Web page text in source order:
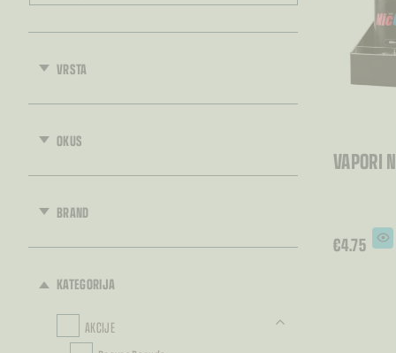
VRSTA
OKUS
BRAND
KATEGORIJA
AKCIJE
VAPORI
€4.75